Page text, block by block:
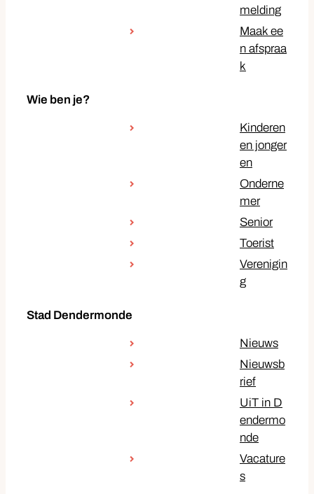
melding
Maak ee
n afspraa
k
Wie ben je?
Kinderen
en jonger
en
Onderne
mer
Senior
Toerist
Verenigin
g
Stad Dendermonde
Nieuws
Nieuwsb
rief
UiT in D
endermo
nde
Vacature
s